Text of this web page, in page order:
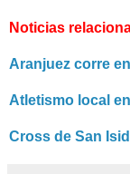
Noticias
Aranjuez corre
Atletismo local
Cross de San